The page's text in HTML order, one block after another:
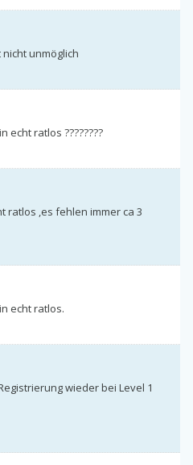
unmöglich
echt ratlos ????????
ratlos ,es fehlen immer ca 3
echt ratlos.
wieder bei Level 1